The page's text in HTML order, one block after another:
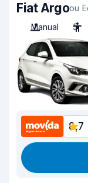
Fiat Argoou
Manual
5
8,7